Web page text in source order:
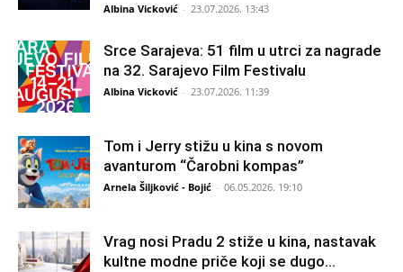
Albina Vicković - 23.07.2026. 13:43
Srce Sarajeva: 51 film u utrci za nagrade
na 32. Sarajevo Film Festivalu
Albina Vicković - 23.07.2026. 11:39
Tom i Jerry stižu u kina s novom
avanturom “Čarobni kompas”
Arnela Šiljković - Bojić - 06.05.2026. 19:10
Vrag nosi Pradu 2 stiže u kina, nastavak
kultne modne priče koji se dugo...